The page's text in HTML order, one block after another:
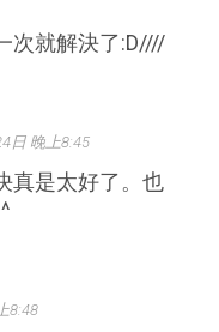
次就解決了:D////
日 晚上8:45
真是太好了。也
8:48